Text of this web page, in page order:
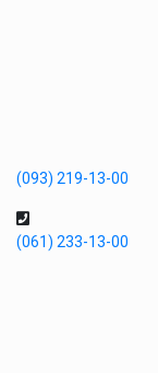
(093) 219-13-00
(061) 233-13-00